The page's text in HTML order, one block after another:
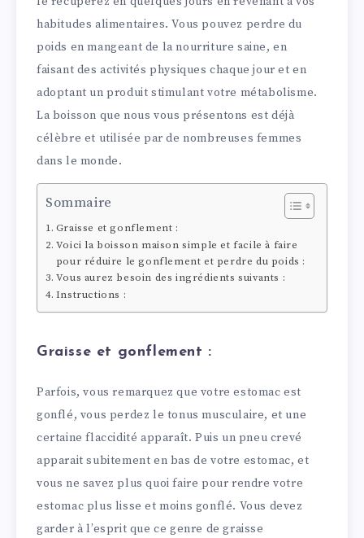
habitudes alimentaires. Vous pouvez perdre du
poids en mangeant de la nourriture saine, en
faisant des activités physiques chaque jour et en
adoptant un produit stimulant votre métabolisme.
La boisson que nous vous présentons est déjà
célèbre et utilisée par de nombreuses femmes
dans le monde.
Sommaire
Graisse et gonflement :
Voici la boisson maison simple et facile à faire
pour réduire le gonflement et perdre du poids :
Vous aurez besoin des ingrédients suivants :
Instructions :
Graisse et gonflement :
Parfois, vous remarquez que votre estomac est
gonflé, vous perdez le tonus musculaire, et une
certaine flaccidité apparaît. Puis un pneu crevé
apparait subitement en bas de votre estomac, et
vous ne savez plus quoi faire pour rendre votre
estomac plus lisse et moins gonflé. Vous devez
garder à l’esprit que ce genre de graisse